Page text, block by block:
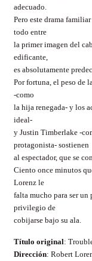
adecuado.
Pero este drama
todo entre
la primer imagen del
edificante,
es absolutamente
Por fortuna, el peso de
-como
la hija renegada- y los
ideal-
y Justin Timberlake -
protagonista- sostienen
al espectador, que se
Ciento once minutos
Lorenz le
falta mucho para ser
privilegio de
cobijarse bajo su ala.
Título original:
Dirección: Robert